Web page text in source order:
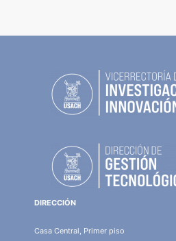
DIRECCIÓN
Casa Central, Primer piso